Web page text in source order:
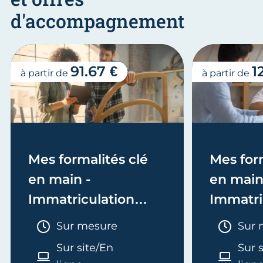
d'accompagnement
Mes formalités clé
en main -
Immatriculation
(EI/Micro-entreprise
ou réel)
Durée :
Sur mesure
Sur site/En
à partir de 91.67 €
Mes
en
Sur
Sur
à partir de